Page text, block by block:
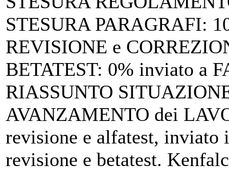
STESURA PARAGRAFI:
REVISIONE e
BETATEST: 0% inviato a
RIASSUNTO
AVANZAMENTO dei
revisione e alfatest,
revisione e betatest.